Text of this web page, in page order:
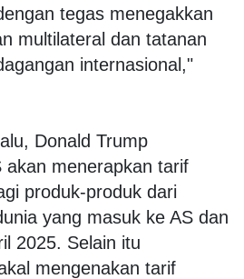
tegas menegakkan
multilateral dan tatanan
internasional,"
Donald Trump
akan menerapkan tarif
produk-produk dari
yang masuk ke AS dan
2025. Selain itu
mengenakan tarif